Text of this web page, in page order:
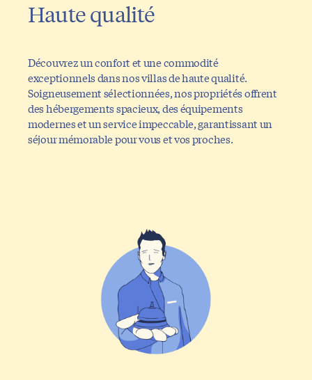
Haute qualité
Découvrez un confort et une commodité
exceptionnels dans nos villas de haute qualité.
Soigneusement sélectionnées, nos propriétés offrent
des hébergements spacieux, des équipements
modernes et un service impeccable, garantissant un
séjour mémorable pour vous et vos proches.